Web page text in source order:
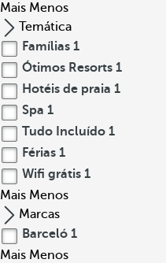
Mais Menos
Temática
Famílias 1
Ótimos Resorts 1
Hotéis de praia 1
Spa 1
Tudo Incluído 1
Férias 1
Wifi grátis 1
Mais Menos
Marcas
Barceló 1
Mais Menos